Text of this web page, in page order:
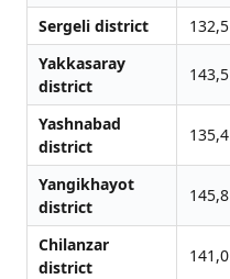
Sergeli district
132,5
Yakkasaray
district
143,5
Yashnabad
district
135,4
Yangikhayot
district
145,8
Chilanzar
district
141,0